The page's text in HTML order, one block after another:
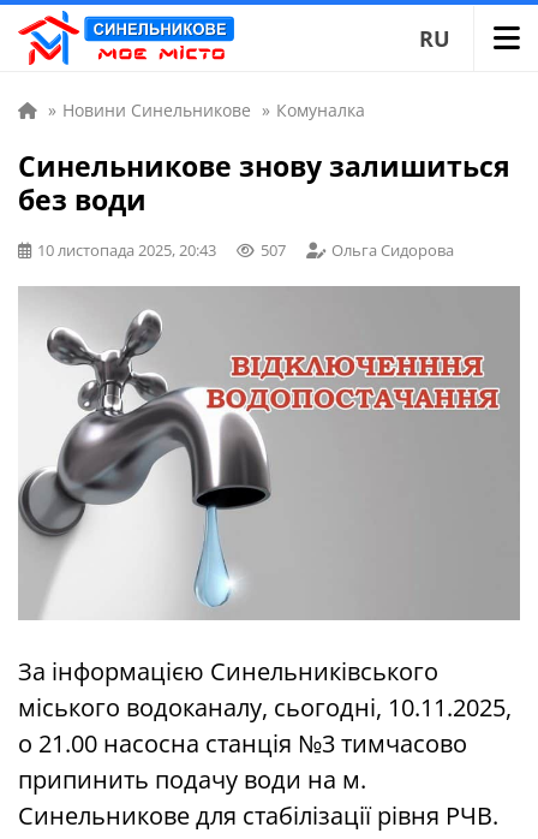
RU
» Новини Синельникове » Комуналка
Синельникове знову залишиться
без води
10 листопада 2025, 20:43 507 Ольга Сидорова
За інформацією Синельниківського
міського водоканалу, сьогодні, 10.11.2025,
о 21.00 насосна станція №3 тимчасово
припинить подачу води на м.
Синельникове для стабілізації рівня РЧВ.